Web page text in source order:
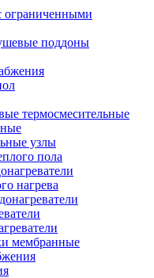
ограниченными
поддоны
термосмесительные
узлы
пола
нагрева
мембранные